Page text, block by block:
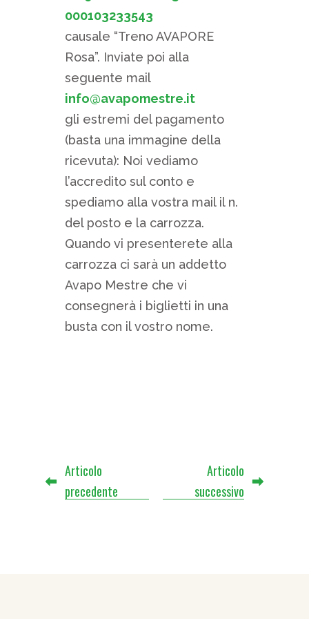
000103233543
causale “Treno AVAPORE
Rosa”. Inviate poi alla
seguente mail
info@avapomestre.it
gli estremi del pagamento
(basta una immagine della
ricevuta): Noi vediamo
l’accredito sul conto e
spediamo alla vostra mail il n.
del posto e la carrozza.
Quando vi presenterete alla
carrozza ci sarà un addetto
Avapo Mestre che vi
consegnerà i biglietti in una
busta con il vostro nome.
Articolo
precedente
Articolo
successivo